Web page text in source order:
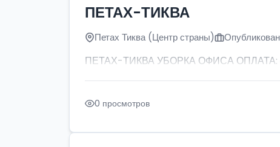
ПЕТАХ-ТИКВА
Петах Тиква (Центр страны)
ПЕТАХ-ТИКВА УБОРКА ОФИСА ОПЛАТА: от
0 просмотров